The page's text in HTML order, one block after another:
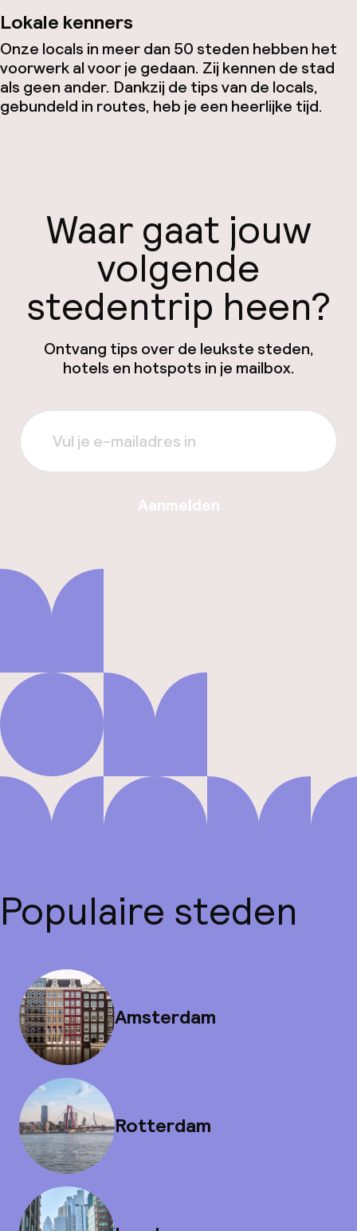
Lokale kenners
Onze locals in meer dan 50 steden hebben het
voorwerk al voor je gedaan. Zij kennen de stad
als geen ander. Dankzij de tips van de locals,
gebundeld in routes, heb je een heerlijke tijd.
Waar gaat jouw
volgende
stedentrip heen?
Ontvang tips over de leukste steden,
hotels en hotspots in je mailbox.
Aanmelden
Populaire steden
Amsterdam
Rotterdam